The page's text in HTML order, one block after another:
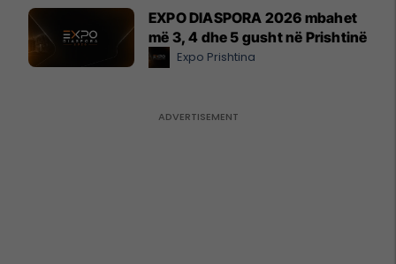
EXPO DIASPORA 2026 mbahet
më 3, 4 dhe 5 gusht në Prishtinë
Expo Prishtina